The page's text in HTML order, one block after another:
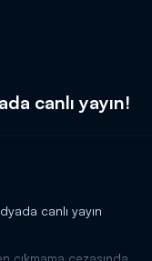
canlı yayın!
canlı yayın
çıkmama cezasında